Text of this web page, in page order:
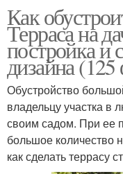
Как
Терраса на
постройка и
дизайна
Обустройство
владельцу участка в
своим садом. При ее
большое количество
как сделать террасу